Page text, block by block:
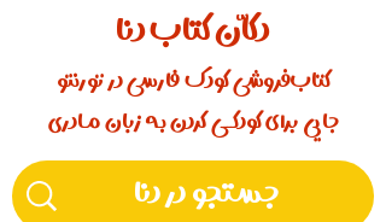
دکّان کتاب دنا
کتاب‌فروشی کودک فارسی در تورنتو
جایی برای کودکـــی کردن بـه زبان مـادری